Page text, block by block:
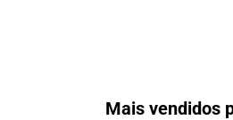
Mais vendidos